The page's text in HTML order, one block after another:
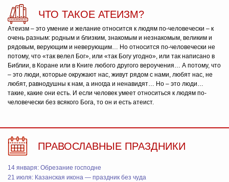
ЧТО ТАКОЕ АТЕИЗМ?
Атеизм – это умение и желание относится к людям по-человечески – к
очень разным: родным и близким, знакомым и незнакомым, великим и
рядовым, верующим и неверующим… Но относится по-человечески не
потому, что «так велел Бог», или «так Богу угодно», или так написано в
Библии, в Коране или в Книге любого другого вероучения… А потому, что
– это люди, которые окружают нас, живут рядом с нами, любят нас, не
любят, равнодушны к нам, а иногда и ненавидят… Но – это люди…
такие, какие они есть. И если человек умеет относиться к людям по-
человечески без всякого Бога, то он и есть атеист.
ПРАВОСЛАВНЫЕ ПРАЗДНИКИ
14 января: Обрезание господне
21 июля: Казанская икона — праздник без чуда